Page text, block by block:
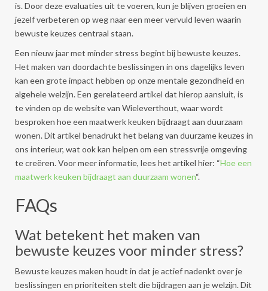
is. Door deze evaluaties uit te voeren, kun je blijven groeien en
jezelf verbeteren op weg naar een meer vervuld leven waarin
bewuste keuzes centraal staan.
Een nieuw jaar met minder stress begint bij bewuste keuzes.
Het maken van doordachte beslissingen in ons dagelijks leven
kan een grote impact hebben op onze mentale gezondheid en
algehele welzijn. Een gerelateerd artikel dat hierop aansluit, is
te vinden op de website van Wieleverthout, waar wordt
besproken hoe een maatwerk keuken bijdraagt aan duurzaam
wonen. Dit artikel benadrukt het belang van duurzame keuzes in
ons interieur, wat ook kan helpen om een stressvrije omgeving
te creëren. Voor meer informatie, lees het artikel hier: “Hoe een
maatwerk keuken bijdraagt aan duurzaam wonen“.
FAQs
Wat betekent het maken van
bewuste keuzes voor minder stress?
Bewuste keuzes maken houdt in dat je actief nadenkt over je
beslissingen en prioriteiten stelt die bijdragen aan je welzijn. Dit